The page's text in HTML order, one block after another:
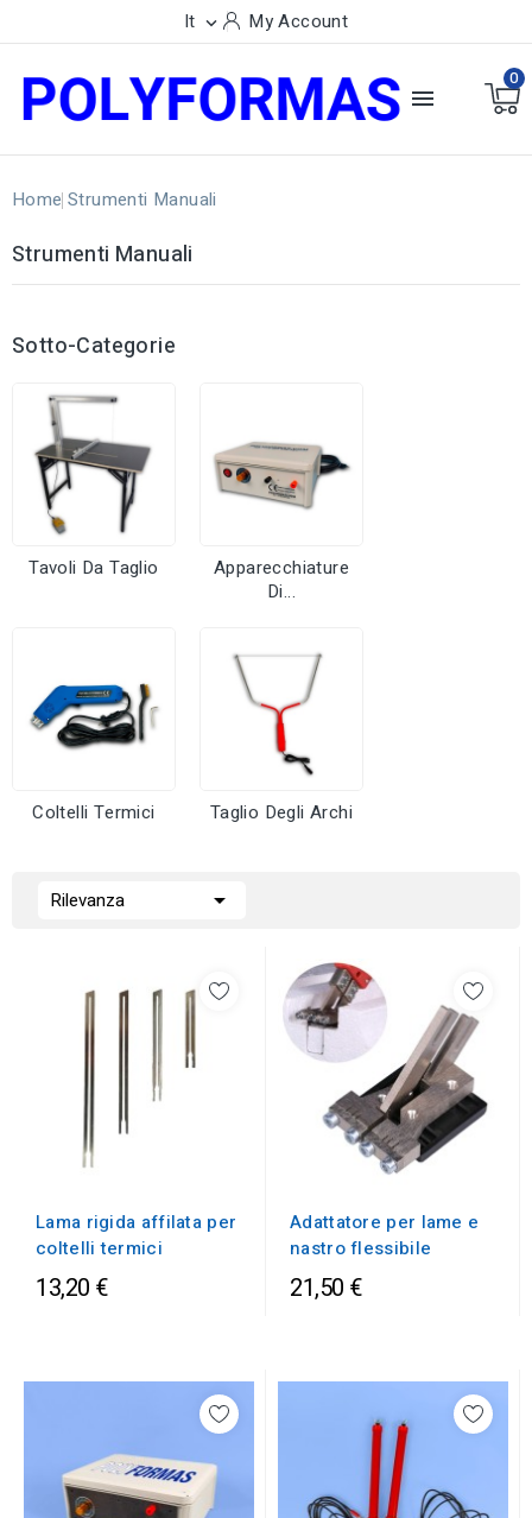
It  My Account

0
Home Strumenti Manuali
Strumenti Manuali
Sotto-Categorie
Tavoli Da Taglio
Apparecchiature
Di...
Coltelli Termici Taglio Degli Archi
Rilevanza 
Lama rigida affilata per
coltelli termici
13,20 €
Adattatore per lame e
nastro flessibile
21,50 €